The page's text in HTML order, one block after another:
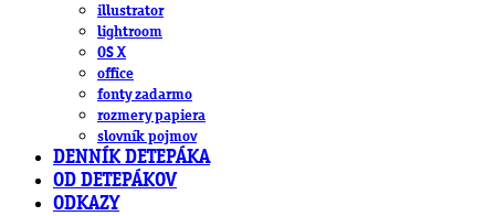
illustrator
lightroom
OS X
office
fonty zadarmo
rozmery papiera
slovník pojmov
DENNÍK DETEPÁKA
OD DETEPÁKOV
ODKAZY